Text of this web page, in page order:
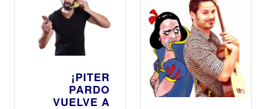
¡PITER
PARDO
VUELVE A